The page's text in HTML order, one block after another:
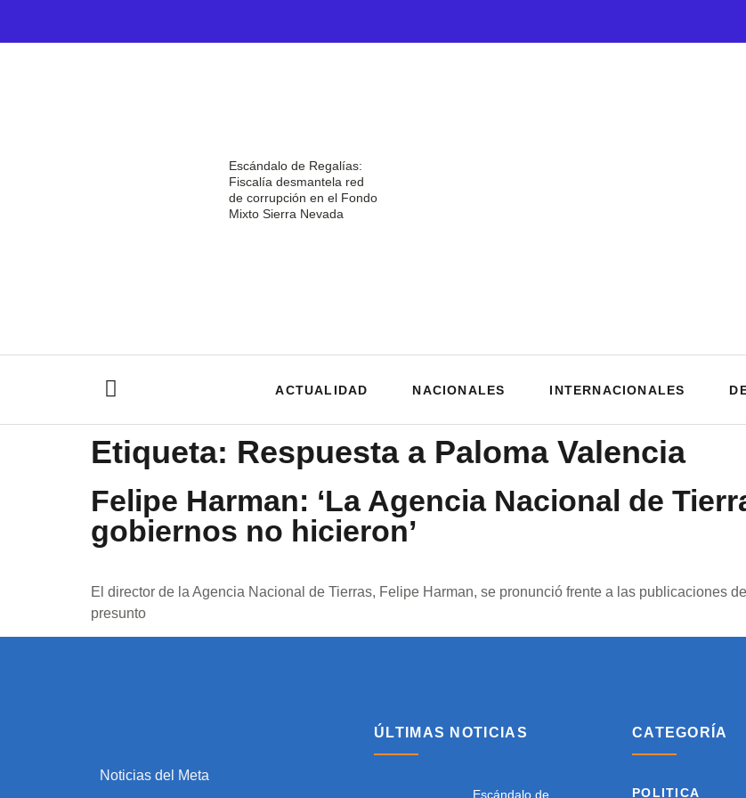
Escándalo de Regalías:
Fiscalía desmantela red
de corrupción en el Fondo
Mixto Sierra Nevada
ACTUALIDAD NACIONALES INTERNACIONALES
Etiqueta: Respuesta a Paloma Valencia
Felipe Harman: ‘La Agencia Nacional de
gobiernos no hicieron’
El director de la Agencia Nacional de Tierras, Felipe Harman, se pronunció frente a las publicaciones
presunto
Noticias del Meta
ÚLTIMAS NOTICIAS
Escándalo de
CATEGORÍA
POLITICA